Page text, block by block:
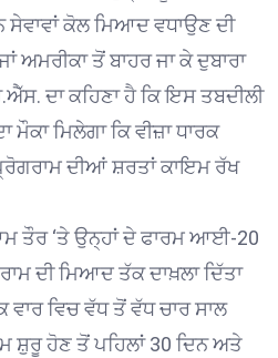
ਕੋਲ ਮਿਆਦ ਵਧਾਉਣ ਦੀ
ਅਮਰੀਕਾ ਤੋਂ ਬਾਹਰ ਜਾ ਕੇ ਦੁਬਾਰਾ
ਦਾ ਕਹਿਣਾ ਹੈ ਕਿ ਇਸ ਤਬਦੀਲੀ
ਮਿਲੇਗਾ ਕਿ ਵੀਜ਼ਾ ਧਾਰਕ
ਦੀਆਂ ਸ਼ਰਤਾਂ ਕਾਇਮ ਰੱਖ
ਤੌਰ ‘ਤੇ ਉਨ੍ਹਾਂ ਦੇ ਫਾਰਮ ਆਈ-20
ਦੀ ਮਿਆਦ ਤੱਕ ਦਾਖ਼ਲਾ ਦਿੱਤਾ
ਵਿਚ ਵੱਧ ਤੋਂ ਵੱਧ ਚਾਰ ਸਾਲ
ਸ਼ੁਰੂ ਹੋਣ ਤੋਂ ਪਹਿਲਾਂ 30 ਦਿਨ ਅਤੇ